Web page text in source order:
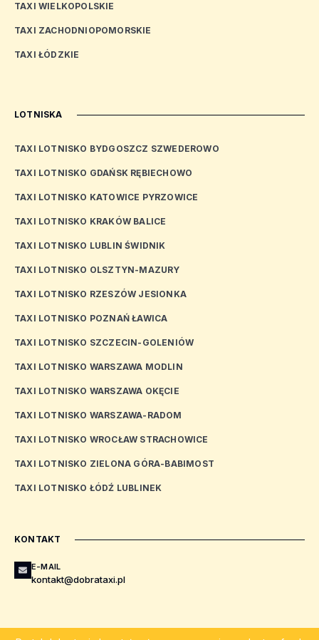
TAXI WIELKOPOLSKIE
TAXI ZACHODNIOPOMORSKIE
TAXI ŁÓDZKIE
LOTNISKA
TAXI LOTNISKO BYDGOSZCZ SZWEDEROWO
TAXI LOTNISKO GDAŃSK RĘBIECHOWO
TAXI LOTNISKO KATOWICE PYRZOWICE
TAXI LOTNISKO KRAKÓW BALICE
TAXI LOTNISKO LUBLIN ŚWIDNIK
TAXI LOTNISKO OLSZTYN-MAZURY
TAXI LOTNISKO RZESZÓW JESIONKA
TAXI LOTNISKO POZNAŃ ŁAWICA
TAXI LOTNISKO SZCZECIN-GOLENIÓW
TAXI LOTNISKO WARSZAWA MODLIN
TAXI LOTNISKO WARSZAWA OKĘCIE
TAXI LOTNISKO WARSZAWA-RADOM
TAXI LOTNISKO WROCŁAW STRACHOWICE
TAXI LOTNISKO ZIELONA GÓRA-BABIMOST
TAXI LOTNISKO ŁÓDŹ LUBLINEK
KONTAKT
E-MAIL
kontakt@dobrataxi.pl